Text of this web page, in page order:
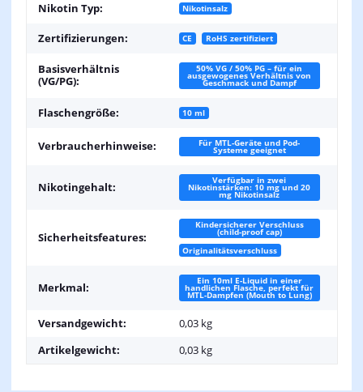
Nikotin Typ: Nikotinsalz
Zertifizierungen: CE RoHS zertifiziert
Basisverhältnis
(VG/PG):
50% VG / 50% PG – für ein
ausgewogenes Verhältnis von
Geschmack und Dampf
Flaschengröße: 10 ml
Verbraucherhinweise: Für MTL-Geräte und Pod-
Systeme geeignet
Nikotingehalt:
Verfügbar in zwei
Nikotinstärken: 10 mg und 20
mg Nikotinsalz
Sicherheitsfeatures:
Kindersicherer Verschluss
(child-proof cap)
Originalitätsverschluss
Merkmal:
Ein 10ml E-Liquid in einer
handlichen Flasche, perfekt für
MTL-Dampfen (Mouth to Lung)
Versandgewicht:
0,03 kg
Artikelgewicht:
0,03 kg